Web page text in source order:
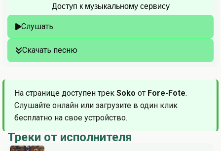
Доступ к музыкальному сервису
Слушать
Скачать песню
На странице доступен трек Soko от Fore-Fote.
Слушайте онлайн или загрузите в один клик
бесплатно на свое устройство.
Треки от исполнителя